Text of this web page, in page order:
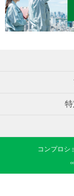
コンプロシ